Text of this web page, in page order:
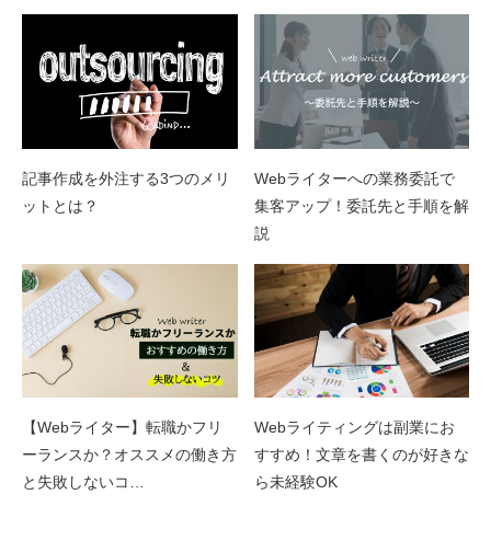
記事作成を外注する3つのメリ
ットとは？
Webライターへの業務委託で
集客アップ！委託先と手順を解
説
【Webライター】転職かフリ
ーランスか？オススメの働き方
と失敗しないコ…
Webライティングは副業にお
すすめ！文章を書くのが好きな
ら未経験OK